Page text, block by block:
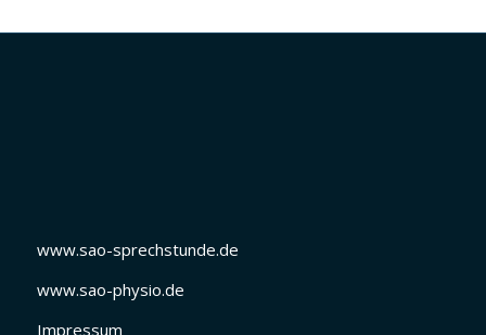
www.sao-sprechstunde.de
www.sao-physio.de
Impressum